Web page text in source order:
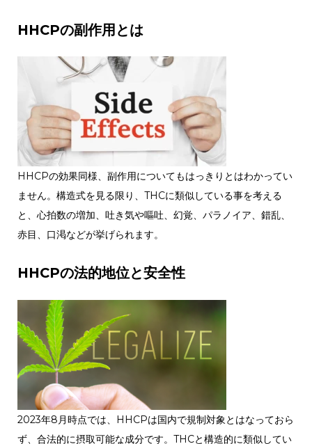
HHCPの副作用とは
HHCPの効果同様、副作用についてもはっきりとはわかってい
ません。構造式を見る限り、THCに類似している事を考える
と、心拍数の増加、吐き気や嘔吐、幻覚、パラノイア、錯乱、
赤目、口渇などが挙げられます。
HHCPの法的地位と安全性
2023年8月時点では、HHCPは国内で規制対象とはなっておら
ず、合法的に摂取可能な成分です。THCと構造的に類似してい